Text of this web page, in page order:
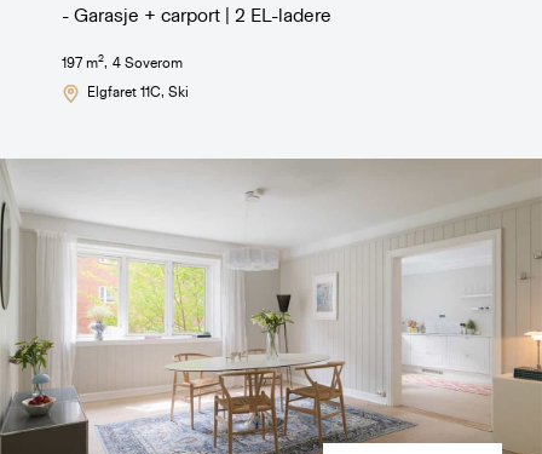
- Garasje + carport | 2 EL-ladere
197 m2, 4Soverom
Elgfaret 11C, Ski